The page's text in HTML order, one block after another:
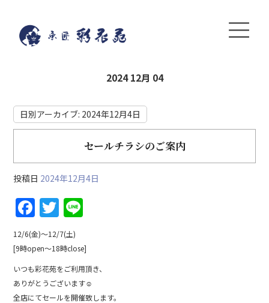
2024 12月 04
日別アーカイブ: 2024年12月4日
セールチラシのご案内
投稿日 2024年12月4日
F
a
c
e
b
T
w
itt
er
e
12/6(金)〜12/7(土)
[9時open〜18時close]
いつも彩花苑をご利用頂き、
ありがとうございます☺︎
全店にてセールを開催致します。